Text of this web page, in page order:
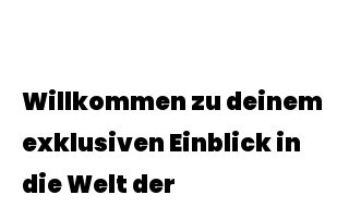
Willkommen zu deinem
exklusiven Einblick in
die Welt der